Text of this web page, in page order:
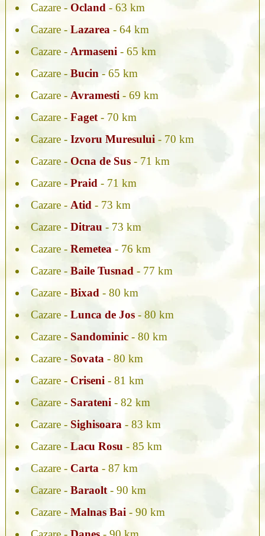
Cazare - Ocland - 63 km
Cazare - Lazarea - 64 km
Cazare - Armaseni - 65 km
Cazare - Bucin - 65 km
Cazare - Avramesti - 69 km
Cazare - Faget- 70 km
Cazare - Izvoru Muresului - 70 km
Cazare - Ocna de Sus- 71 km
Cazare - Praid - 71 km
Cazare - Atid - 73 km
Cazare - Ditrau - 73 km
Cazare - Remetea - 76 km
Cazare - Baile Tusnad - 77 km
Cazare - Bixad - 80 km
Cazare - Lunca de Jos- 80 km
Cazare - Sandominic- 80 km
Cazare - Sovata - 80 km
Cazare - Criseni - 81 km
Cazare - Sarateni - 82 km
Cazare - Sighisoara - 83 km
Cazare - Lacu Rosu - 85 km
Cazare - Carta - 87 km
Cazare - Baraolt- 90 km
Cazare - Malnas Bai - 90 km